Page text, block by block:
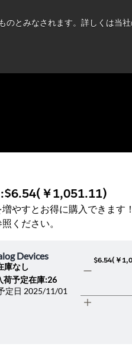
とみなされます。詳しくは当
$6.54(￥1,051.11)
やすとお得に購入できます
ください。
Devices
庫なし
プ
荷予定在庫:26
定日 2025/11/01
$6.54( ￥